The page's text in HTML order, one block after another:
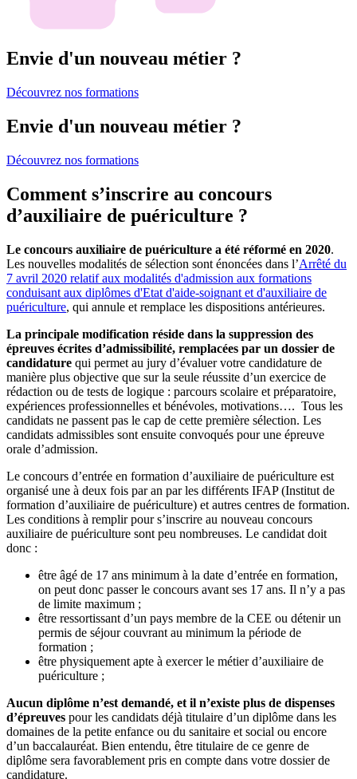
Envie d'un nouveau métier ?
Découvrez nos formations
Envie d'un nouveau métier ?
Découvrez nos formations
Comment s’inscrire au concours
d’auxiliaire de puériculture ?
Le concours auxiliaire de puériculture a été réformé en 2020.
Les nouvelles modalités de sélection sont énoncées dans l’Arrêté du
7 avril 2020 relatif aux modalités d'admission aux formations
conduisant aux diplômes d'Etat d'aide-soignant et d'auxiliaire de
puériculture, qui annule et remplace les dispositions antérieures.
La principale modification réside dans la suppression des
épreuves écrites d’admissibilité, remplacées par un dossier de
candidature qui permet au jury d’évaluer votre candidature de
manière plus objective que sur la seule réussite d’un exercice de
rédaction ou de tests de logique : parcours scolaire et préparatoire,
expériences professionnelles et bénévoles, motivations…. Tous les
candidats ne passent pas le cap de cette première sélection. Les
candidats admissibles sont ensuite convoqués pour une épreuve
orale d’admission.
Le concours d’entrée en formation d’auxiliaire de puériculture est
organisé une à deux fois par an par les différents IFAP (Institut de
formation d’auxiliaire de puériculture) et autres centres de formation.
Les conditions à remplir pour s’inscrire au nouveau concours
auxiliaire de puériculture sont peu nombreuses. Le candidat doit
donc :
être âgé de 17 ans minimum à la date d’entrée en formation,
on peut donc passer le concours avant ses 17 ans. Il n’y a pas
de limite maximum ;
être ressortissant d’un pays membre de la CEE ou détenir un
permis de séjour couvrant au minimum la période de
formation ;
être physiquement apte à exercer le métier d’auxiliaire de
puériculture ;
Aucun diplôme n’est demandé, et il n’existe plus de dispenses
d’épreuves pour les candidats déjà titulaire d’un diplôme dans les
domaines de la petite enfance ou du sanitaire et social ou encore
d’un baccalauréat. Bien entendu, être titulaire de ce genre de
diplôme sera favorablement pris en compte dans votre dossier de
candidature.